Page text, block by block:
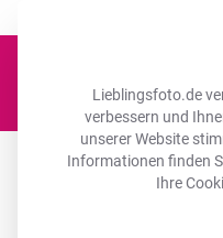
Lieblingsfoto.de
verbessern und
unserer Website
Informationen finden
Ihre
Leinwand